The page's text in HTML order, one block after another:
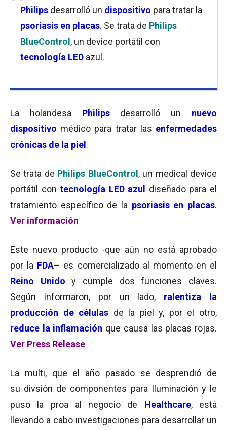
Philips desarrolló un dispositivo para tratar la
psoriasis en placas. Se trata de Philips
BlueControl , un device portátil con
tecnología LED azul.
La holandesa Philipsdesarrolló un nuevo
dispositivo médico para tratar las enfermedades
crónicas de la piel .
Se trata de Philips BlueControl , un medical device
portátil contecnología LED azul
diseñado para el
tratamiento específico de la psoriasis en placas.
Ver información
Este nuevo producto -que aún no está aprobado
por la FDA– es comercializado al momento en el
Reino Unido y cumple dos funciones claves.
Según informaron, por un lado, ralentiza la
producción de células de la piel y, por el otro,
reduce la inflamación que causa las placas rojas.
Ver Press Release
La multi, que el año pasado se desprendió de
su divsión de componentes para Iluminación y le
puso la proa al negocio de Healthcare, está
llevando a cabo investigaciones para desarrollar un